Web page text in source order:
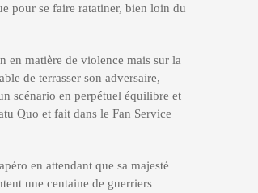
pour se faire ratatiner, bien loin du
en matière de violence mais sur la
de terrasser son adversaire,
scénario en perpétuel équilibre et
Quo et fait dans le Fan Service
en attendant que sa majesté
une centaine de guerriers